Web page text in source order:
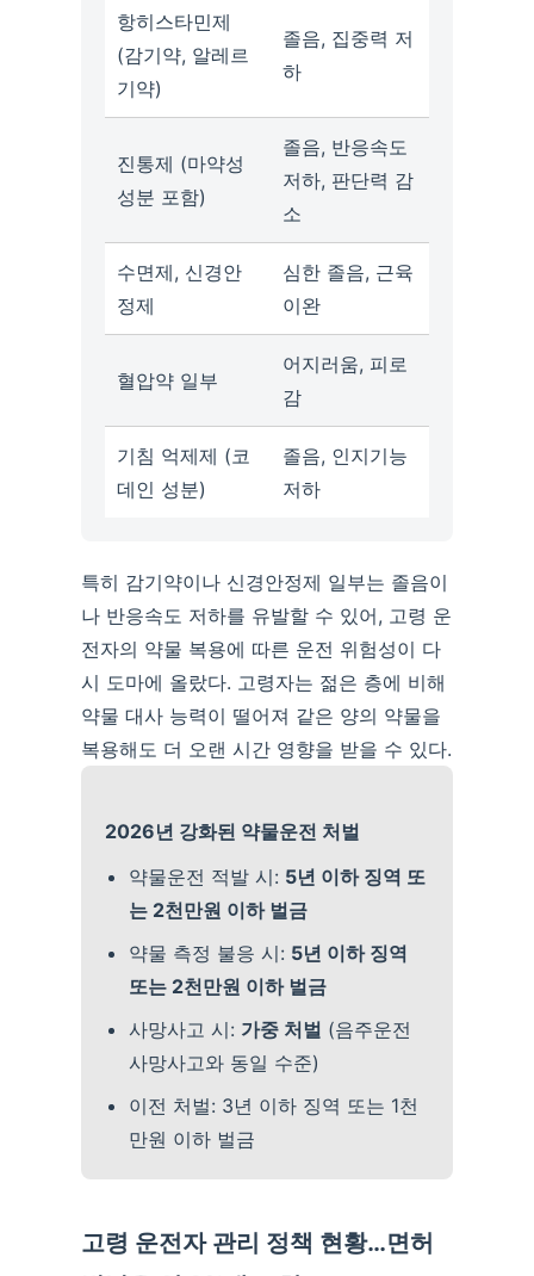
항히스타민제
(감기약, 알레르
기약)
졸음, 집중력 저
하
진통제 (마약성
성분 포함)
졸음, 반응속도
저하, 판단력 감
소
수면제, 신경안
정제
심한 졸음, 근육
이완
혈압약 일부
어지러움, 피로
감
기침 억제제 (코
데인 성분)
졸음, 인지기능
저하
특히 감기약이나 신경안정제 일부는 졸음이
나 반응속도 저하를 유발할 수 있어, 고령 운
전자의 약물 복용에 따른 운전 위험성이 다
시 도마에 올랐다. 고령자는 젊은 층에 비해
약물 대사 능력이 떨어져 같은 양의 약물을
복용해도 더 오랜 시간 영향을 받을 수 있다.
2026년 강화된 약물운전 처벌
약물운전 적발 시: 5년 이하 징역 또
는 2천만원 이하 벌금
약물 측정 불응 시: 5년 이하 징역
또는 2천만원 이하 벌금
사망사고 시: 가중 처벌 (음주운전
사망사고와 동일 수준)
이전 처벌: 3년 이하 징역 또는 1천
만원 이하 벌금
고령 운전자 관리 정책 현황…면허